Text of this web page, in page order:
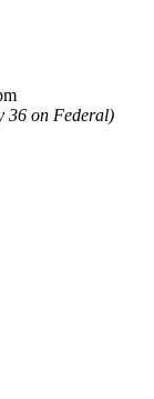
36 on Federal)